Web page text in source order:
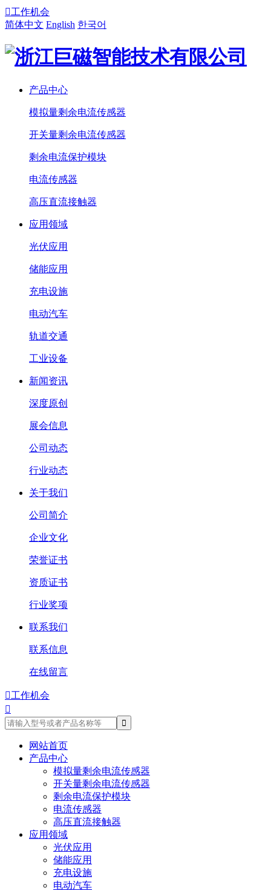
工作机会
简体中文 English 한국어
产品中心
模拟量剩余电流传感器
开关量剩余电流传感器
剩余电流保护模块
电流传感器
高压直流接触器
应用领域
光伏应用
储能应用
充电设施
电动汽车
轨道交通
工业设备
新闻资讯
深度原创
展会信息
公司动态
行业动态
关于我们
公司简介
企业文化
荣誉证书
资质证书
行业奖项
联系我们
联系信息
在线留言
工作机会

网站首页
产品中心
模拟量剩余电流传感器
开关量剩余电流传感器
剩余电流保护模块
电流传感器
高压直流接触器
应用领域
光伏应用
储能应用
充电设施
电动汽车